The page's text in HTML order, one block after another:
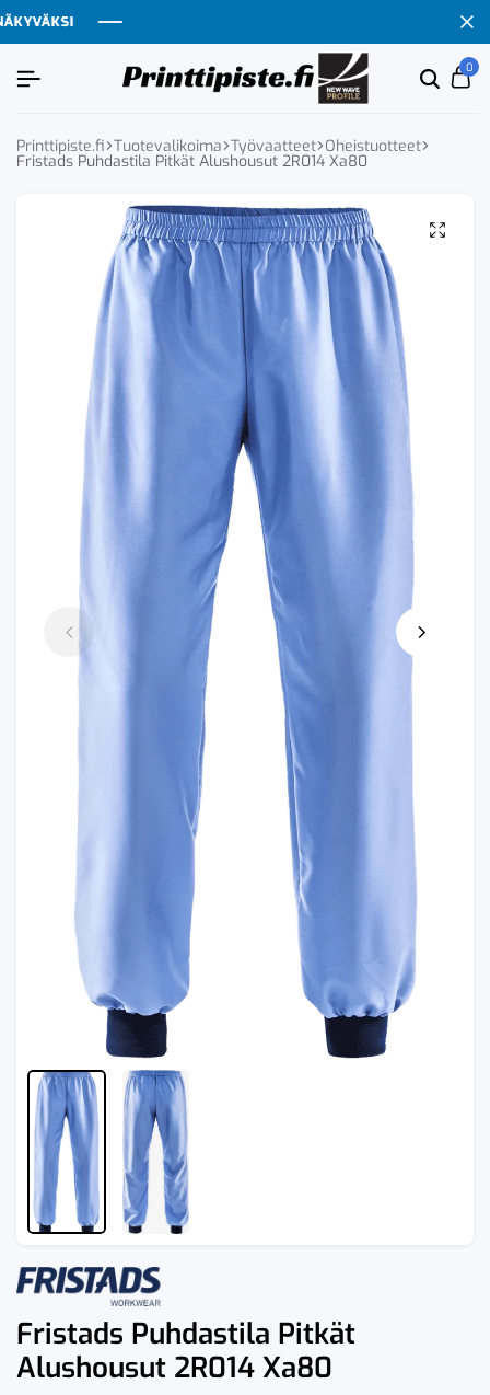
Etsi
0
Printtipiste.fi Tuotevalikoima Työvaatteet Oheistuotteet
Fristads Puhdastila Pitkät Alushousut 2R014 Xa80
Fristads Puhdastila Pitkät
Alushousut 2R014 Xa80